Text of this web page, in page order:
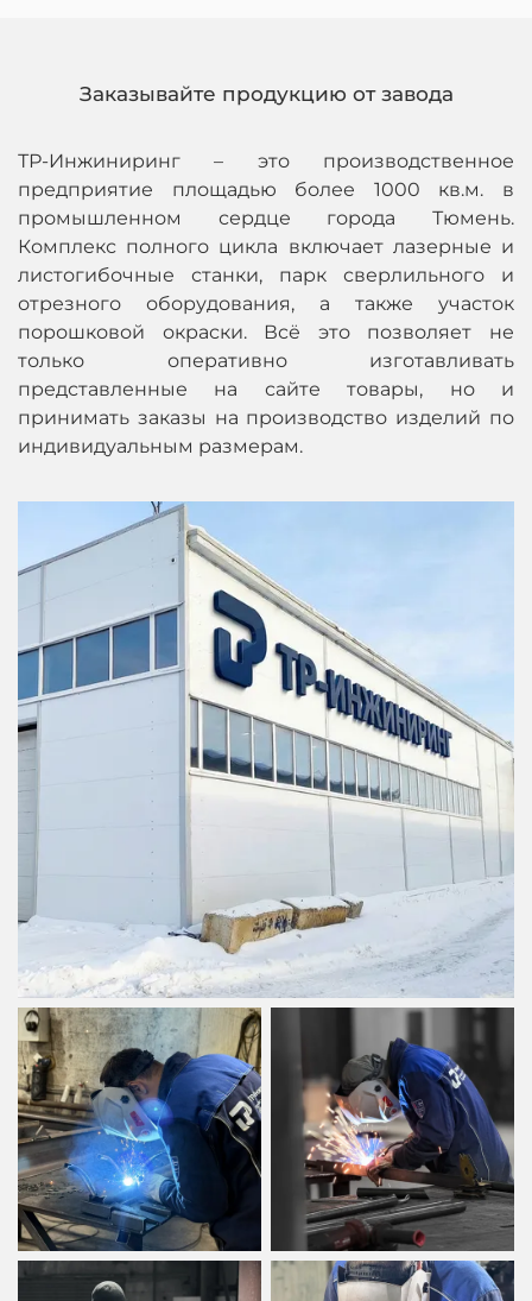
Заказывайте продукцию от завода
ТР-Инжиниринг – это производственное
предприятие площадью более 1000 кв.м. в
промышленном сердце города Тюмень.
Комплекс полного цикла включает лазерные и
листогибочные станки, парк сверлильного и
отрезного оборудования, а также участок
порошковой окраски. Всё это позволяет не
только оперативно изготавливать
представленные на сайте товары, но и
принимать заказы на производство изделий по
индивидуальным размерам.